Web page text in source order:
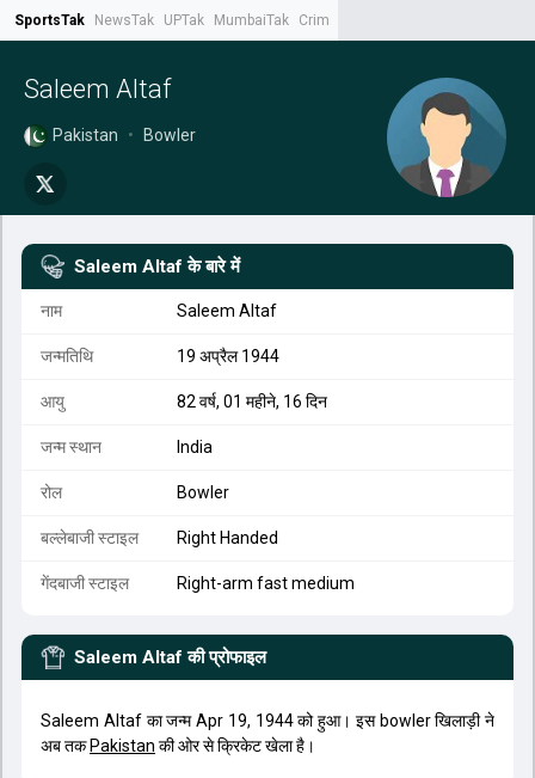
SportsTak NewsTak UPTak MumbaiTak CrimeTak
Saleem Altaf
Pakistan • Bowler
Saleem Altaf के बारे में
नाम Saleem Altaf
जन्मतिथि 19 अप्रैल 1944
आयु 82 वर्ष, 01 महीने, 16 दिन
जन्म स्थान India
रोल Bowler
बल्लेबाजी स्टाइल Right Handed
गेंदबाजी स्टाइल Right-arm fast medium
Saleem Altaf की प्रोफाइल
Saleem Altaf का जन्म Apr 19, 1944 को हुआ। इस bowler खिलाड़ी ने
अब तक Pakistan की ओर से क्रिकेट खेला है।